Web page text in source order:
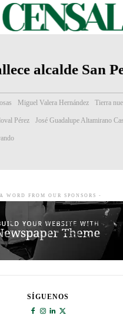
alcalde San
Miguel Valera Hernández Tierra
Pérez José Guadalupe Altamirano
WORD FROM OUR SPONSORS -
SÍGUENOS